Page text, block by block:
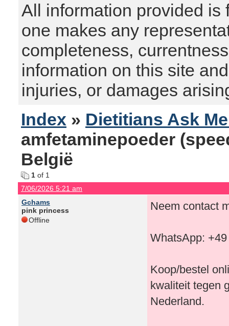
All information provided is
one makes any
completeness,
information on this site
injuries, or damages
Index » Dietitians Ask
amfetaminepoeder
België
1 of 1
7/06/2026 5:21 am
Gchams
pink princess
Offline
Neem contact
WhatsApp:
Koop/bestel
kwaliteit tegen
Nederland.